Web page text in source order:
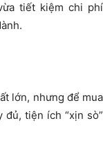
tiết kiệm chi phí
lớn, nhưng để mua
tiện ích “xịn sò”